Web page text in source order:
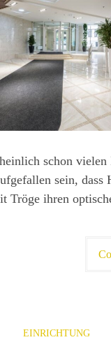
schon vielen
sein, dass
Tröge ihren
EINRICHTUNG